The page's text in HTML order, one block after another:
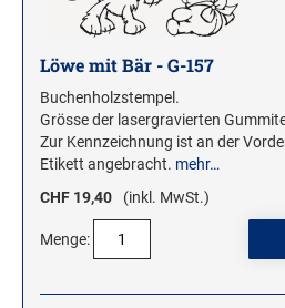
Tiere Motivstempel
Trauer Motivstempel
KREATIVBEREICH
Clearsnap
STEMPLINO STEMPEL
Ministempel
Ministempel Kleine Mixe
Löwe mit Bär - G-157
Buchenholzstempel.
Grösse der lasergravierten
Zur Kennzeichnung ist an der
Etikett angebracht. mehr…
CHF 19,40
(inkl. MwSt.)
Menge: